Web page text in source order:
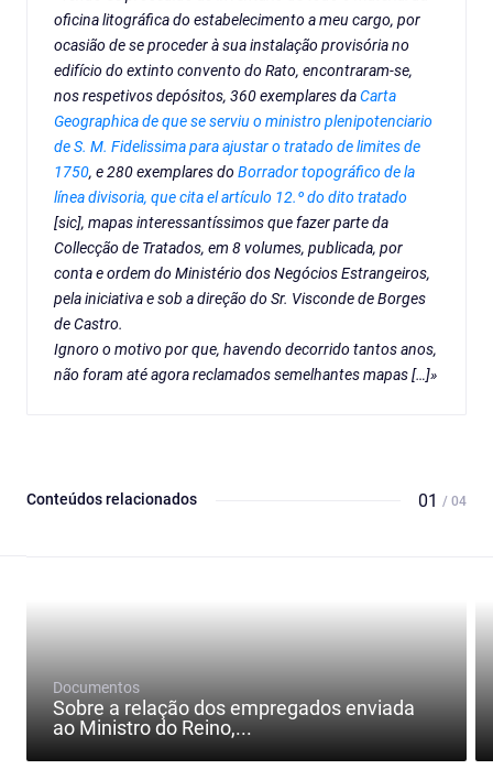
oficina litográfica do estabelecimento a meu cargo, por
ocasião de se proceder à sua instalação provisória no
edifício do extinto convento do Rato, encontraram-se,
nos respetivos depósitos, 360 exemplares daCarta
Geographica de que se serviu o ministro plenipotenciario
de S. M. Fidelissima para ajustar o tratado de limites de
1750, e 280 exemplares doBorrador topográfico de la
línea divisoria, que cita el artículo 12.º do dito tratado
[sic], mapas interessantíssimos que fazer parte da
Collecção de Tratados, em 8 volumes, publicada, por
conta e ordem do Ministério dos Negócios Estrangeiros,
pela iniciativa e sob a direção do Sr. Visconde de Borges
de Castro.
Ignoro o motivo por que, havendo decorrido tantos anos,
não foram até agora reclamados semelhantes mapas […]»
Conteúdos relacionados 01 / 04
Documentos
Sobre a relação dos empregados enviada
ao Ministro do Reino,...